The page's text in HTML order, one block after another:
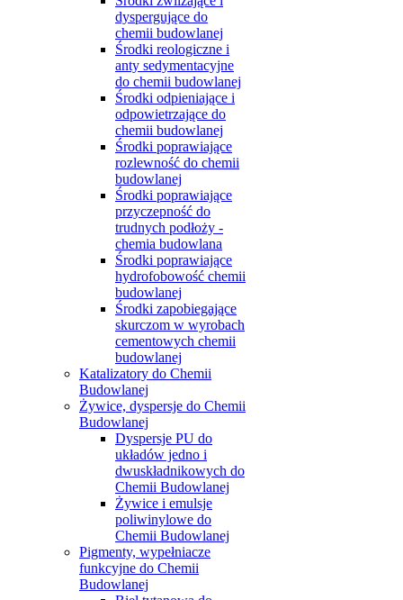
dyspergujące do
chemii budowlanej
Środki reologiczne i
anty sedymentacyjne
do chemii budowlanej
Środki odpieniające i
odpowietrzające do
chemii budowlanej
Środki poprawiające
rozlewność do chemii
budowlanej
Środki poprawiające
przyczepność do
trudnych podłoży -
chemia budowlana
Środki poprawiające
hydrofobowość chemii
budowlanej
Środki zapobiegające
skurczom w wyrobach
cementowych chemii
budowlanej
Katalizatory do Chemii
Budowlanej
Żywice, dyspersje do Chemii
Budowlanej
Dyspersje PU do
układów jedno i
dwuskładnikowych do
Chemii Budowlanej
Żywice i emulsje
poliwinylowe do
Chemii Budowlanej
Pigmenty, wypełniacze
funkcyjne do Chemii
Budowlanej